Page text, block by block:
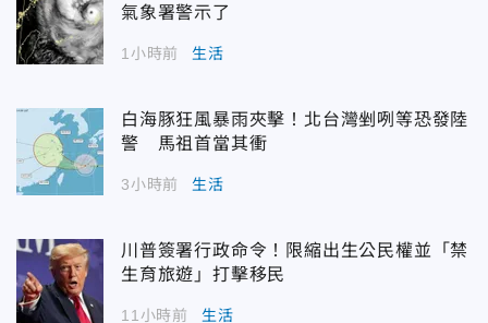
氣象署警示了
1小時前 生活
白海豚狂風暴雨夾擊！北台灣剉咧等恐發陸
警 馬祖首當其衝
3小時前 生活
川普簽署行政命令！限縮出生公民權並「禁
生育旅遊」打擊移民
11小時前 生活